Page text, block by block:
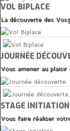
VOL BIPLACE
La découverte des
JOURNÉE
Vous amener au
STAGE INITIATION
Vous faire réaliser